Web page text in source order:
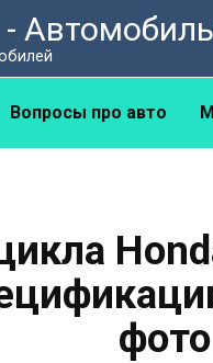
Вопросы про авто
фото